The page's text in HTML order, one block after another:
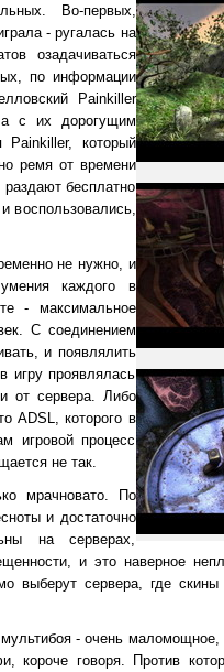
Во-первых,
- ругалась на
озадачиваться
по информации
Painkiller
с их дорогущим
который
ремя от времени
бесплатно
воспользовались,
не нужно, и
каждого в
- максимальное
С соединением
и появлялить
игру проявлялась
от сервера. Либо
ADSL, которого в
игровой процесс
не так.
мрачновато. По
и достаточно
на серверах,
и это наверное
выберут сервера, где
- очень
короче говоря. Против